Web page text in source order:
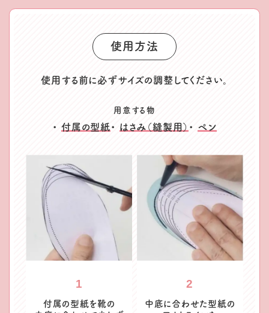
使用方法
使用する前に必ずサイズの調整してください。
用意する物
付属の型紙 はさみ（縫製用） ペン
1
付属の型紙を靴の
2
中底に合わせた型紙の